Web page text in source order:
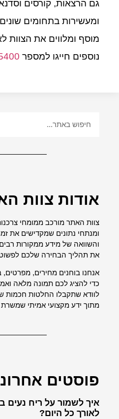
גם הרצאות, קורסים
ומעשירות בתחומים
מוסף ומלווים את הצוות
נוספים חייגו למספר
אודות צוות
צוות האתר מורכב ממומחי
ומנתחי נתונים שמקדישים את
והשוואה של מידע ממקורות
את תהליך הבחירה שלכם
אנחנו בוחנים מחירים, מפרטים,
כדי להציג לכם תמונה מלאה
לוודא שתקבלו החלטות חכמות
מתוך ידע מקצועי אמיתי
פוסטים
איך לשמור על ריח נעים
לאורך כל היום?